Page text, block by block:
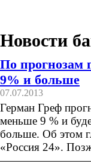
Новости
По прогнозам
9% и больше
07.07.2013
Герман Греф
меньше 9 % и
больше. Об этом
«Россия 24».